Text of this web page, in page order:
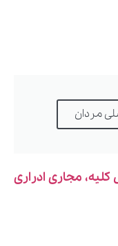
مردان
مجاری ادراری